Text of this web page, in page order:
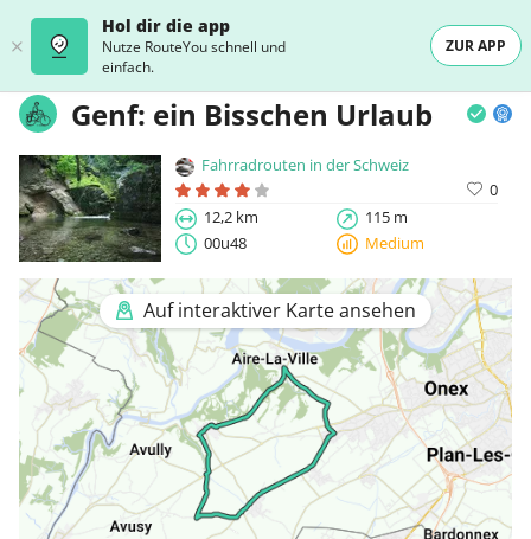
Hol dir die app
Nutze RouteYou schnell und
einfach.
ZUR APP
Genf: ein Bisschen Urlaub
Fahrradrouten in der Schweiz
0
12,2 km
115 m
00u48
Medium
Auf interaktiver Karte ansehen